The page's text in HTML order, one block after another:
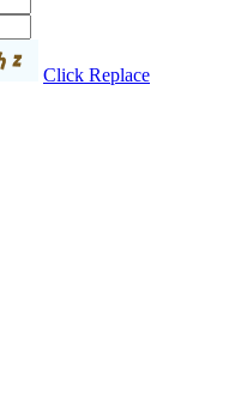
Click Replace